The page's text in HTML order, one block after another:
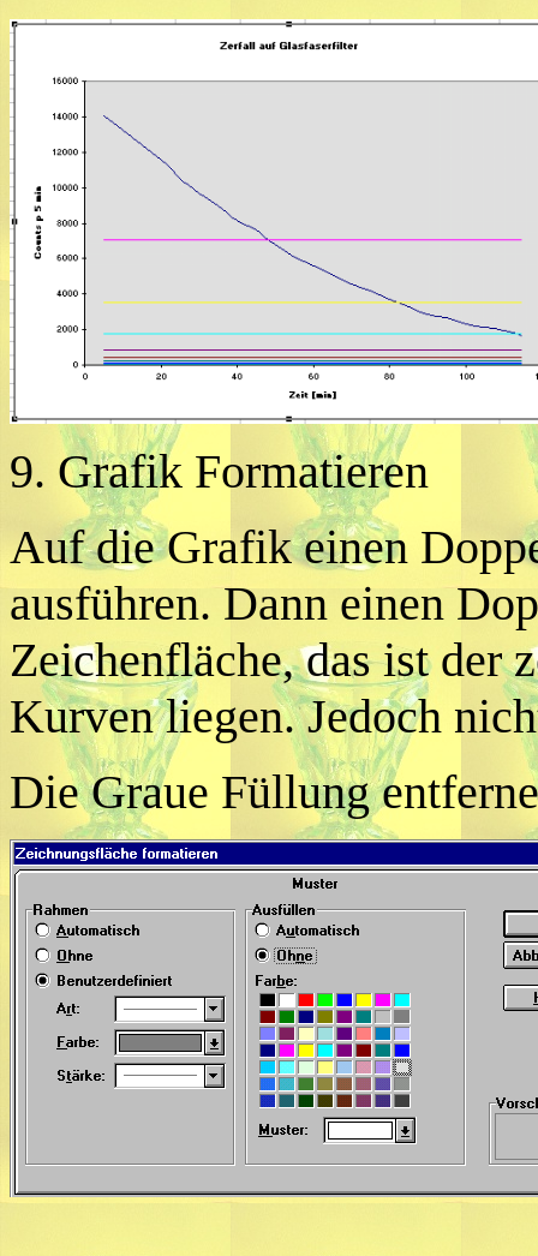
9. Grafik Formatieren
Auf die Grafik einen
ausführen. Dann einen
Zeichenfläche, das ist der
Kurven liegen. Jedoch
Die Graue Füllung